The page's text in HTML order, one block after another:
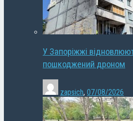
У Запоріжжі
пошкоджений дроном
zapsich, 07/08/2026